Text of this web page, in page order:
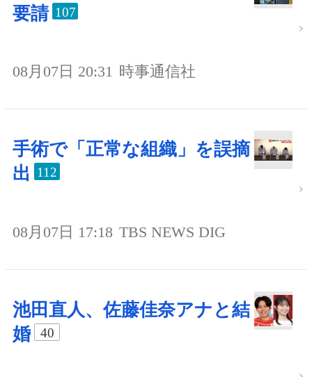
要請 107
08月07日 20:31 時事通信社
手術で「正常な組織」を誤摘
出
112
08月07日 17:18 TBS NEWS DIG
池田直人、佐藤佳奈アナと結
婚
40